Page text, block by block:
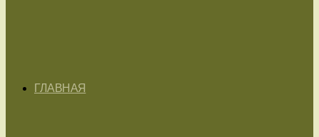
ГЛАВНАЯ